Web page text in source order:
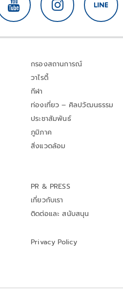
กรองสถานการณ์
วาไรตี้
กีฬา
ท่องเที่ยว – ศิลปวัฒนธรรม
ประชาสัมพันธ์
ภูมิภาค
สิ่งแวดล้อม
PR & PRESS
เกี่ยวกับเรา
ติดต่อและ สนับสนุน
Privacy Policy